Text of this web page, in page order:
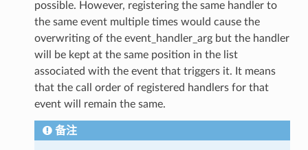
possible. However, registering the same handler to
the same event multiple times would cause the
overwriting of the event_handler_arg but the handler
will be kept at the same position in the list
associated with the event that triggers it. It means
that the call order of registered handlers for that
event will remain the same.
备注